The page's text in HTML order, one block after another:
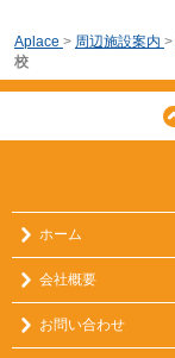
Aplace > 周辺施設案内 >
校
ホーム
会社概要
お問い合わせ